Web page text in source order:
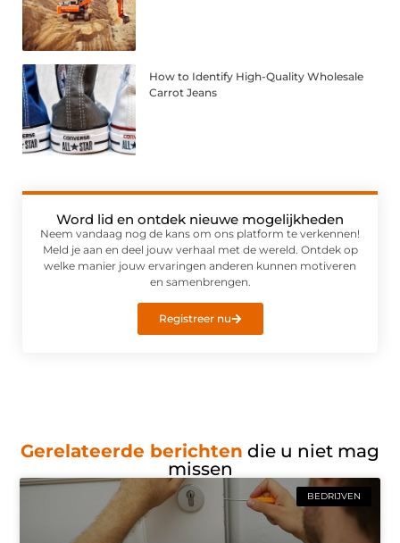
How to Identify High-Quality Wholesale
Carrot Jeans
Word lid en ontdek nieuwe mogelijkheden
Neem vandaag nog de kans om ons platform te verkennen!
Meld je aan en deel jouw verhaal met de wereld. Ontdek op
welke manier jouw ervaringen anderen kunnen motiveren
en samenbrengen.
Registreer nu
Gerelateerde berichten die u niet mag
missen
BEDRIJVEN